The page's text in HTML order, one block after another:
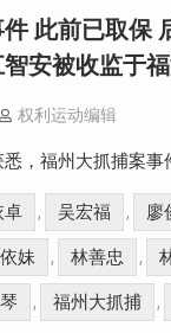
此前已取保
安被收监于
权利运动编辑
，福州大抓捕案
卓 , 吴宏福 , 廖
妹 , 林善忠 ,
, 福州大抓捕 ,